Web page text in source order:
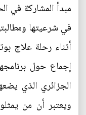
مبدأ المشاركة في
في شرعيتها
أثناء رحلة علاج
إجماع حول
الجزائري الذي
ويعتبر أن من